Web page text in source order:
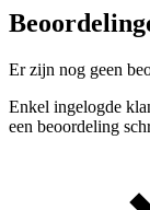
Er zijn nog geen
Enkel ingelogde
een beoordeling